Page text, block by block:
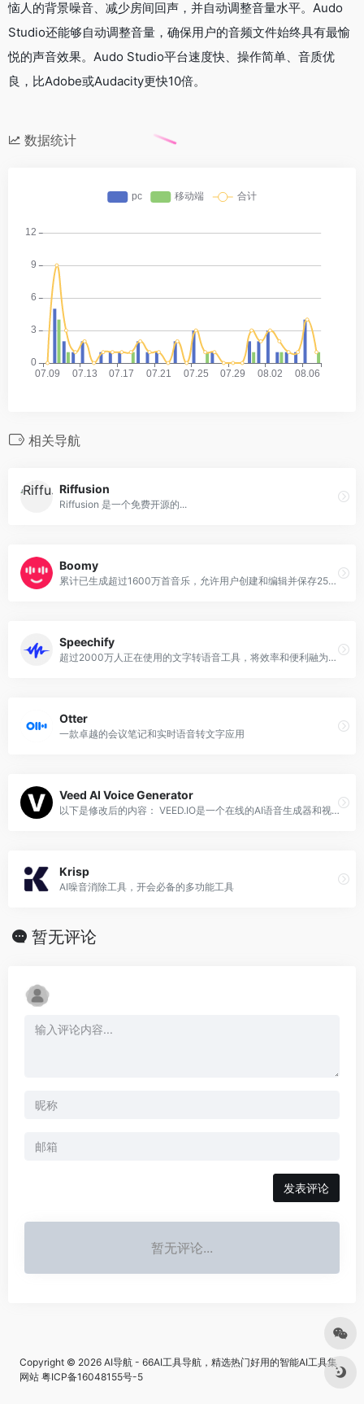
恼人的背景噪音、减少房间回声，并自动调整音量水平。Audo
Studio还能够自动调整音量，确保用户的音频文件始终具有最愉
悦的声音效果。Audo Studio平台速度快、操作简单、音质优
良，比Adobe或Audacity更快10倍。
数据统计
相关导航
Riffusion
Riffusion 是一个免费开源的...
Boomy
累计已生成超过1600万首音乐，允许用户创建和编辑并保存25首音乐的创意平台
Speechify
超过2000万人正在使用的文字转语音工具，将效率和便利融为一体。
Otter
一款卓越的会议笔记和实时语音转文字应用
Veed AI Voice Generator
以下是修改后的内容： VEED.IO是一个在线的AI语音生成器和视频编辑工具，可以将文本转化为语音，并将其添加到任何视频中。
Krisp
AI噪音消除工具，开会必备的多功能工具
暂无评论
发表评论
暂无评论...
Copyright © 2026 AI导航 - 66AI工具导航，精选热门好用的智能AI工具集
网站 粤ICP备16048155号-5